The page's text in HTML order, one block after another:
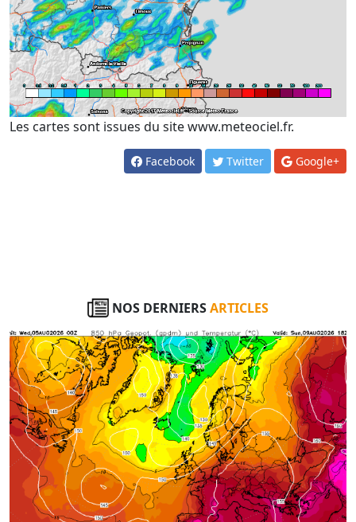
Les cartes sont issues du site www.meteociel.fr.
Facebook Twitter Google+
NOS DERNIERSARTICLES